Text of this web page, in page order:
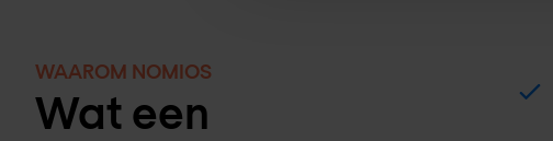
WAAROM NOMIOS
Wat een